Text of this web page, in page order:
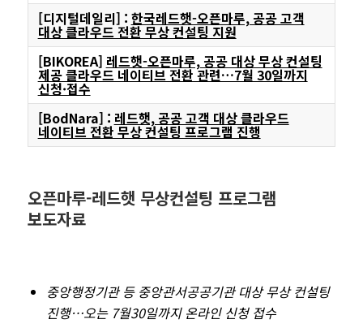
[디지털데일리] : 한국레드햇-오픈마루, 공공 고객
대상 클라우드 전환 무상 컨설팅 지원
[BIKOREA] 레드햇-오픈마루, 공공 대상 무상 컨설팅
제공 클라우드 네이티브 전환 관련…7월 30일까지
신청·접수
[BodNara] : 레드햇, 공공 고객 대상 클라우드
네이티브 전환 무상 컨설팅 프로그램 진행
오픈마루-레드햇 무상컨설팅 프로그램
보도자료
중앙행정기관 등 중앙관서공공기관 대상 무상 컨설팅
진행…오는7월30일까지 온라인 신청 접수